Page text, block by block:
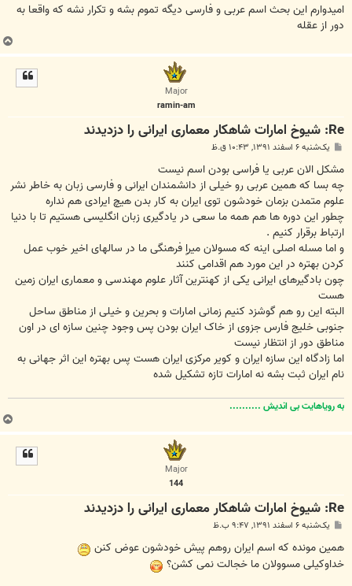
امیدوارم این بحث اسم عربی و فارسی دیگه تموم بشه و تکرار نشه که واقعا به
دور از عقله
Major
ramin-am
Re: شیوخ امارات شاهکار معماری ایرانی را دزدیدند
ت
یک‌شنبه ۶ اسفند ۱۳۹۱, ۱۰:۴۳ ق.ظ
مشکل الان عربی یا فراسی بودن اسم نیست
چه بسا که همین عربی رو خیلی از دانشمندان ایرانی و فارسی زبان به خاطر نشر
علوم متمدن بزمان خودشون توی ایران به کار بدن هیچ ایرادی هم نداره
چطور این دوره ها هم همه ما سعی در یادگیری زبان انگلیسی هستیم تا با دنیا
ارتباط برقرار کنیم .
و اما مسله اصلی اینه که مسولان میراٍ فرهنگی ما در سالهای اخیر خوب عمل
کردن بهتره در این مورد هم اقدامی کنند
چون بادگیرهای ایرانی یکی از کهنترین آثار علوم مهندسی و معماری ایران زمین
هست
البته این رو هم گوشزد کنیم زمانی امارات و بحرین و خیلی از مناطق ساحل
جنوبی خلیج فارس جزوی از خاک ایران بودن پس وجود چنین سازه ای در اون
مناطق دور از انتظار نیست
اما زادگاه این سازه ایران و کویر مرکزی ایران هست پس بهتره این اثر جهانی به
نام ایران ثبت بشه نه امارات تازه تشکیل شده
به رویاهایت بی اندیش ..........
Major
144
Re: شیوخ امارات شاهکار معماری ایرانی را دزدیدند
ت
یک‌شنبه ۶ اسفند ۱۳۹۱, ۹:۴۷ ب.ظ
همین مونده که اسم ایران روهم پیش خودشون عوض کنن
خداوکیلی مسوولان ما خجالت نمی کشن؟